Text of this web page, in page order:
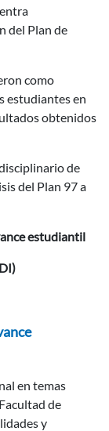
del Plan de
como
estudiantes en
obtenidos
de
del Plan 97 a
estudiantil
en temas
de
y